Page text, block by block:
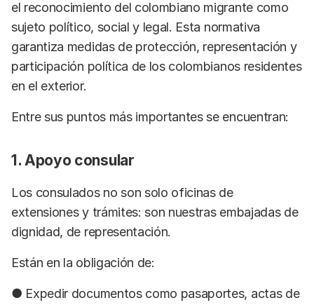
el reconocimiento del colombiano migrante como
sujeto político, social y legal. Esta normativa
garantiza medidas de protección, representación y
participación política de los colombianos residentes
en el exterior.
Entre sus puntos más importantes se encuentran:
1. Apoyo consular
Los consulados no son solo oficinas de
extensiones y trámites: son nuestras embajadas de
dignidad, de representación.
Están en la obligación de:
● Expedir documentos como pasaportes, actas de